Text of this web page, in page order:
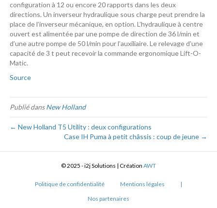
configuration à 12 ou encore 20 rapports dans les deux
directions. Un inverseur hydraulique sous charge peut prendre la
place de l’inverseur mécanique, en option. L’hydraulique à centre
ouvert est alimentée par une pompe de direction de 36 l/min et
d’une autre pompe de 50 l/min pour l’auxiliaire. Le relevage d’une
capacité de 3 t peut recevoir la commande ergonomique Lift-O-
Matic.
Source
Publié dansNew Holland
← New Holland T5 Utility : deux configurations
Case IH Puma à petit châssis : coup de jeune →
© 2025 - i2j Solutions | Création AWT
Politique de confidentialité Mentions légales
|
Nos partenaires